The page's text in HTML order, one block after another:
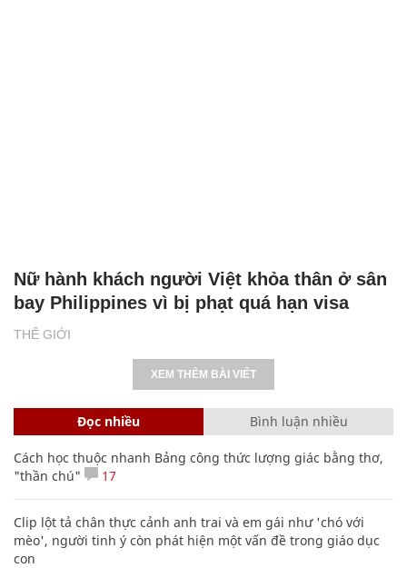
THẾ GIỚI
Nữ hành khách người Việt khỏa thân ở sân
bay Philippines vì bị phạt quá hạn visa
XEM THÊM BÀI VIẾT
Đọc nhiều Bình luận nhiều
Cách học thuộc nhanh Bảng công thức lượng giác bằng thơ,
"thần chú"
17
Clip lột tả chân thực cảnh anh trai và em gái như 'chó với
mèo', người tinh ý còn phát hiện một vấn đề trong giáo dục
con